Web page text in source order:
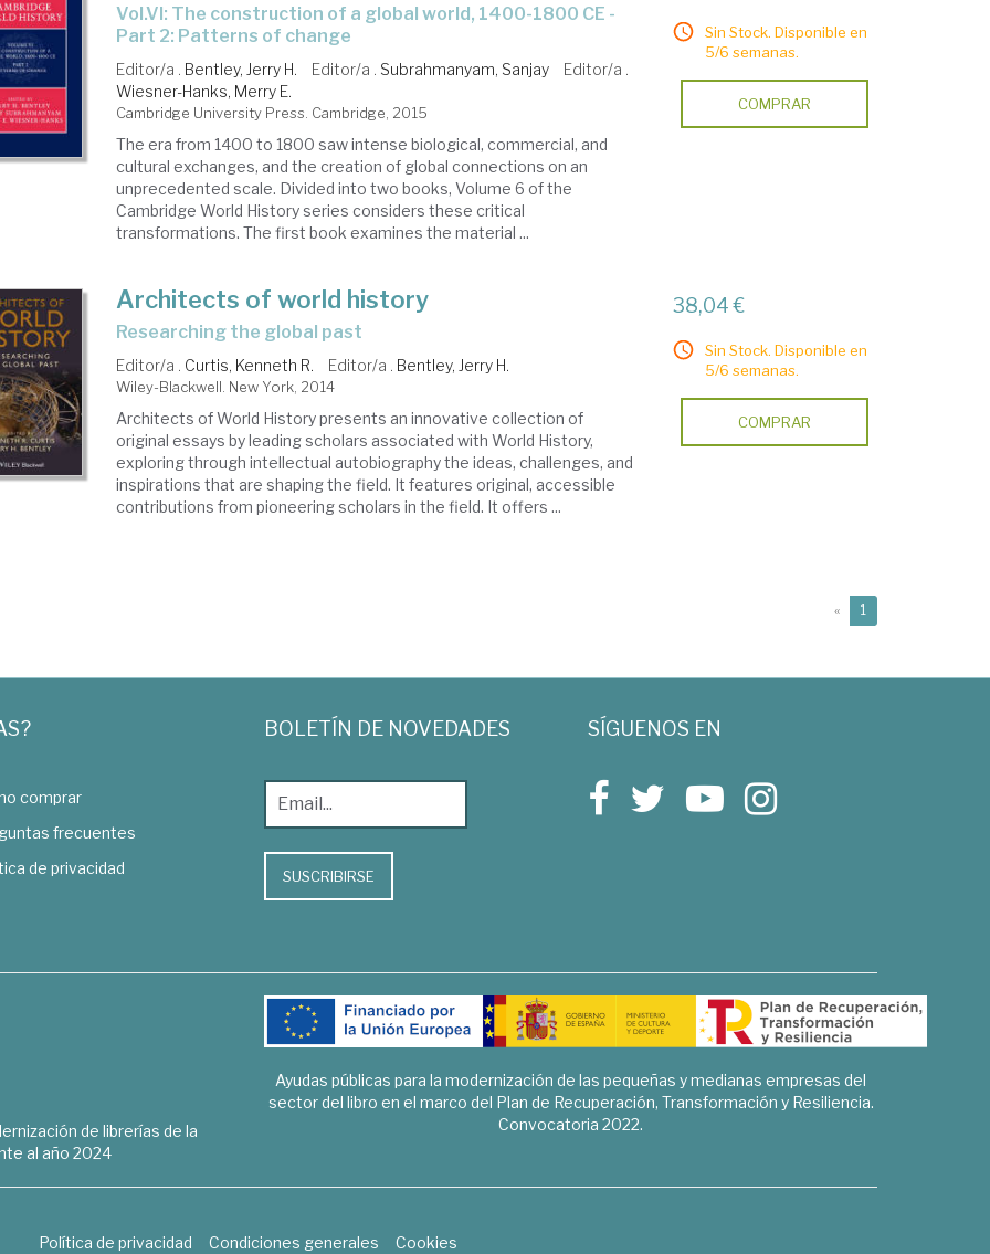
Vol.VI: The construction of a global world, 1400-1800 CE -
Part 2: Patterns of change
Editor/a . Bentley, Jerry H. Editor/a . Subrahmanyam, Sanjay
Editor/a .
Wiesner-Hanks, Merry E.
Cambridge University Press. Cambridge, 2015
The era from 1400 to 1800 saw intense biological, commercial, and
cultural exchanges, and the creation of global connections on an
unprecedented scale. Divided into two books, Volume 6 of the
Cambridge World History series considers these critical
transformations. The first book examines the material ...
Sin Stock. Disponible en
5/6 semanas.
COMPRAR
Architects of world history
researching the global past
Editor/a . Curtis, Kenneth R. Editor/a . Bentley, Jerry H.
Wiley-Blackwell. New York, 2014
Architects of World History presents an innovative collection of
original essays by leading scholars associated with World History,
exploring through intellectual autobiography the ideas, challenges, and
inspirations that are shaping the field. It features original, accessible
contributions from pioneering scholars in the field. It offers ...
38,04 €
Sin Stock. Disponible en
5/6 semanas.
COMPRAR
« 1
comprar
frecuentes
de privacidad
BOLETÍN DE NOVEDADES
SUSCRIBIRSE
SÍGUENOS EN
de librerías de la
al año 2024
Ayudas públicas para la modernización de las pequeñas y medianas empresas del
sector del libro en el marco del Plan de Recuperación, Transformación y Resiliencia.
Convocatoria 2022.
Política de privacidad Condiciones generales Cookies